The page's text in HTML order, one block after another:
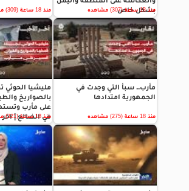
بشكل خاص
منذ 18 ساعة (307) مشاهده منذ 18 ساعة (309) مشاهده
مأرب.. سبأ التي وجدت في
الجمهورية امتدادها
منذ 18 ساعة (275) مشاهده
مليشيا الحوثي
بالصواريخ
على مأرب
في الضالع | اخر
منذ 18 ساعة (321) مشاهده